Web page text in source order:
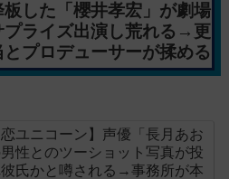
板した「櫻井孝宏」が劇場
プライズ出演し荒れる→更
プロデューサーが揉める
恋ユニコーン】声優「長月あお
性とのツーショット写真が投
氏かと噂される→事務所が本